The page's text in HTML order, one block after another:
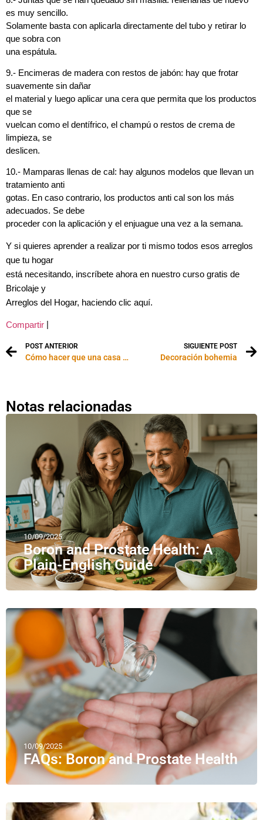
es muy sencillo.
Solamente basta con aplicarla directamente del tubo y retirar lo
que sobra con
una espátula.
9.- Encimeras de madera con restos de jabón: hay que frotar
suavemente sin dañar
el material y luego aplicar una cera que permita que los productos
que se
vuelcan como el dentífrico, el champú o restos de crema de
limpieza, se
deslicen.
10.- Mamparas llenas de cal: hay algunos modelos que llevan un
tratamiento anti
gotas. En caso contrario, los productos anti cal son los más
adecuados. Se debe
proceder con la aplicación y el enjuague una vez a la semana.
Y si quieres aprender a realizar por ti mismo todos esos arreglos
que tu hogar
está necesitando, inscríbete ahora en nuestro curso gratis de
Bricolaje y
Arreglos del Hogar, haciendo clic aquí.
Compartir
POST ANTERIOR
Cómo hacer que una casa oscura parezca más luminosa
SIGUIENTE POST
Decoración bohemia
Notas relacionadas
10/09/2025
Boron and Prostate Health: A
Plain-English Guide
10/09/2025
FAQs: Boron and Prostate Health